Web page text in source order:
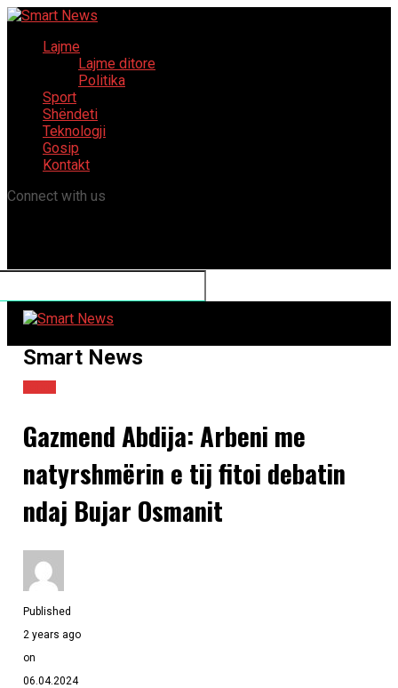
Lajme
Lajme ditore
Politika
Sport
Shëndeti
Teknologji
Gosip
Kontakt
Connect with us
Smart News
Gazmend Abdija: Arbeni me
natyrshmërin e tij fitoi debatin
ndaj Bujar Osmanit
Published
2 years ago
on
06.04.2024